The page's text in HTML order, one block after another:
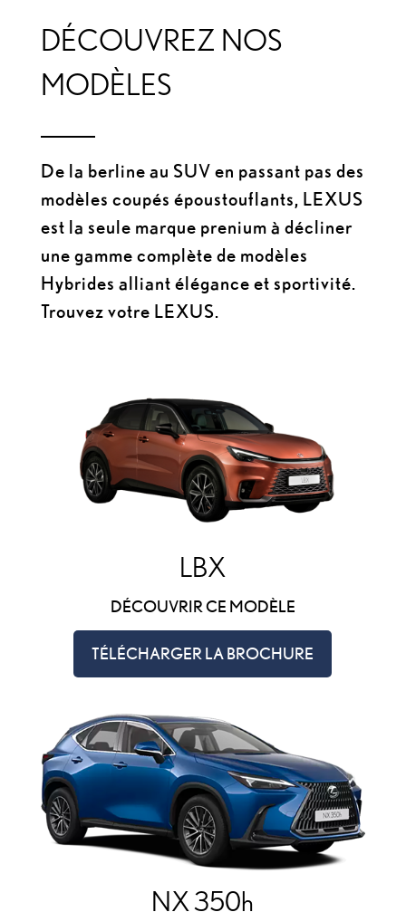
DÉCOUVREZ NOS
MODÈLES
De la berline au SUV en passant pas des
modèles coupés époustouflants, LEXUS
est la seule marque prenium à décliner
une gamme complète de modèles
Hybrides alliant élégance et sportivité.
Trouvez votre LEXUS.
LBX
DÉCOUVRIR CE MODÈLE
TÉLÉCHARGER LA BROCHURE
NX 350h